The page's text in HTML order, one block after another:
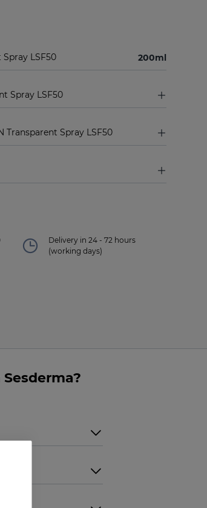
Spray LSF50 200ml
Spray LSF50
Transparent Spray LSF50
Delivery in 24 - 72 hours
(working days)